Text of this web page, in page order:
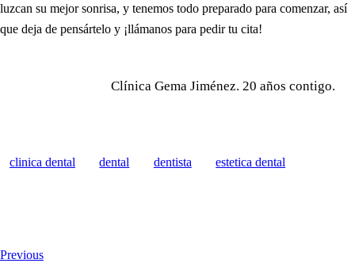
luzcan su mejor sonrisa, y tenemos todo preparado para comenzar, así
que deja de pensártelo y ¡llámanos para pedir tu cita!
Clínica Gema Jiménez. 20 años contigo.
clinica dental dental dentista estetica dental
Previous